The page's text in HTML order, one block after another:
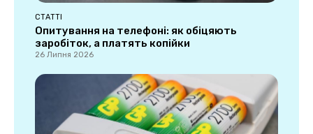
СТАТТІ
Опитування на телефоні: як обіцяють
заробіток, а платять копійки
26 Липня 2026